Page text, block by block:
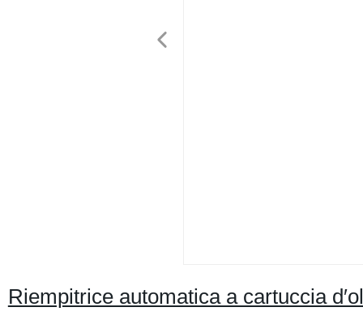
Riempitrice automatica a cartuccia